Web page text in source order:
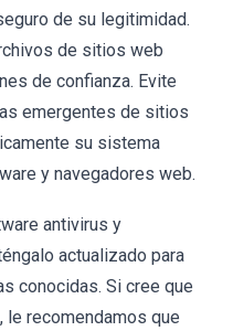
de su legitimidad.
de sitios web
de confianza. Evite
emergentes de sitios
su sistema
y navegadores web.
antivirus y
actualizado para
conocidas. Si cree que
le recomendamos que